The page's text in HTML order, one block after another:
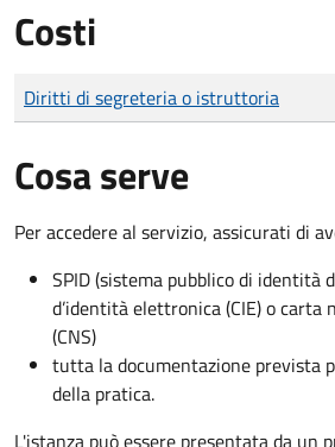
Costi
Tipo di pagamento
Importo
Diritti di segreteria o istruttoria
Cosa serve
Per accedere al servizio, assicurati di
SPID (sistema pubblico di identità
d’identità elettronica (CIE) o carta
(CNS)
tutta la documentazione prevista
della pratica.
L'istanza può essere presentata da un